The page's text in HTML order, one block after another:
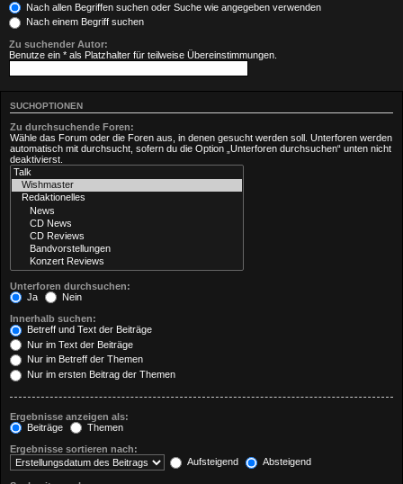
Nach allen Begriffen suchen oder Suche wie angegeben verwenden
Nach einem Begriff suchen
Zu suchender Autor:
Benutze ein * als Platzhalter für teilweise Übereinstimmungen.
SUCHOPTIONEN
Zu durchsuchende Foren:
Wähle das Forum oder die Foren aus, in denen gesucht werden soll. Unterforen werden
automatisch mit durchsucht, sofern du die Option „Unterforen durchsuchen“ unten nicht
deaktivierst.
Unterforen durchsuchen:
Ja
Nein
Innerhalb suchen:
Betreff und Text der Beiträge
Nur im Text der Beiträge
Nur im Betreff der Themen
Nur im ersten Beitrag der Themen
Ergebnisse anzeigen als:
Beiträge
Themen
Ergebnisse sortieren nach:
Aufsteigend
Absteigend